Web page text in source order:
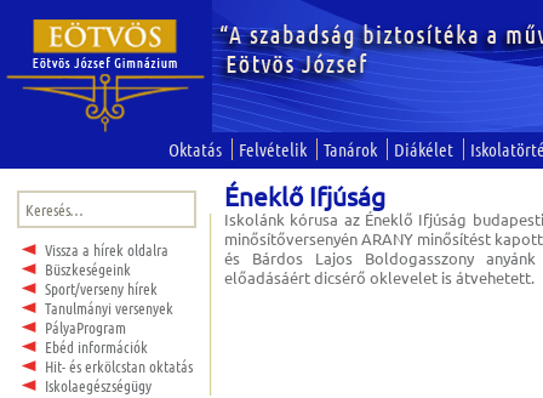
Oktatás Felvételik Tanárok Diákélet
Keresés:
Vissza a hírek oldalra
Büszkeségeink
Sport/verseny hírek
Tanulmányi versenyek
PályaProgram
Ebéd információk
Hit- és erkölcstan oktatás
Iskolaegészségügy
Éneklő Ifjúság
Iskolánk kórusa az Éneklő Ifjúság
minősítőversenyén ARANY minősítést
és Bárdos Lajos Boldogasszony anyánk
előadásáért dicsérő oklevelet is átvehetett.